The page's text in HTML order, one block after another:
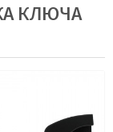
КЛЮЧА